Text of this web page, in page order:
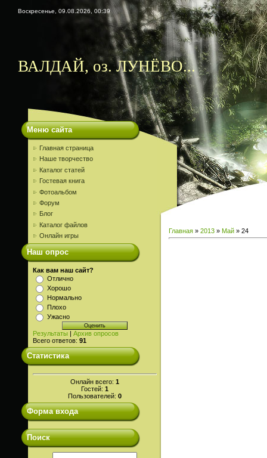
Воскресенье, 09.08.2026, 00:39
ВАЛДАЙ, оз. ЛУНЁВО...
Меню сайта
Главная страница
Наше творчество
Каталог статей
Гостевая книга
Фотоальбом
Форум
Блог
Каталог файлов
Онлайн игры
Наш опрос
Как вам наш сайт?
Отлично
Хорошо
Нормально
Плохо
Ужасно
Результаты | Архив опросов
Всего ответов: 91
Статистика
Онлайн всего: 1
Гостей: 1
Пользователей: 0
Форма входа
Поиск
Главная » 2013 » Май » 24